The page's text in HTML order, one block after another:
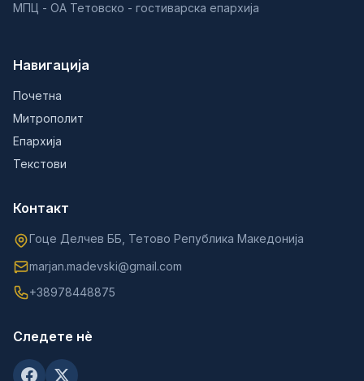
МПЦ - ОА Тетовско - гостиварска епархија
Навигација
Почетна
Митрополит
Епархија
Текстови
Контакт
Гоце Делчев ББ, Тетово Република Македонија
marjan.madevski@gmail.com
+38978448875
Следете нè